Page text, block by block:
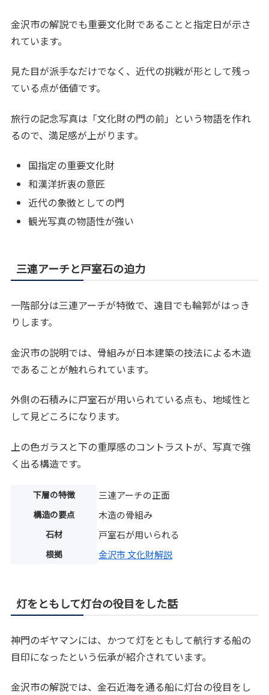
金沢市の解説でも重要文化財であることと指定日が示さ
れています。
見た目が派手なだけでなく、近代の挑戦が形として残っ
ている点が価値です。
旅行の記念写真は「文化財の門の前」という物語を作れ
るので、満足感が上がります。
国指定の重要文化財
和漢洋折衷の意匠
近代の象徴としての門
観光写真の物語性が強い
三連アーチと戸室石の迫力
一階部分は三連アーチが特徴で、遠目でも輪郭がはっき
りします。
金沢市の説明では、骨組みが日本建築の技法による木造
であることが触れられています。
外側の石積みに戸室石が用いられている点も、地域性と
して見どころになります。
上の色ガラスと下の重厚感のコントラストが、写真で強
く出る構造です。
下層の特徴 三連アーチの正面
構造の要点 木造の骨組み
石材 戸室石が用いられる
根拠 金沢市 文化財解説
灯をともして灯台の役目をした話
神門のギヤマンには、かつて灯をともして航行する船の
目印になったという伝承が紹介されています。
金沢市の解説では、金石近海を通る船に灯台の役目をし